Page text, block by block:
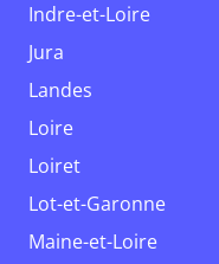
Indre-et-Loire
Jura
Landes
Loire
Loiret
Lot-et-Garonne
Maine-et-Loire